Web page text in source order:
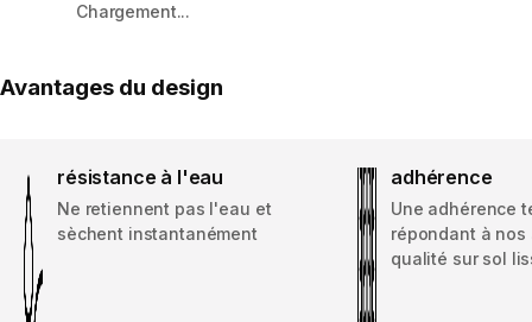
Chargement...
Avantages du design
résistance à l'eau
Ne retiennent pas l'eau et
sèchent instantanément
adhérence
Une adhérence
répondant à nos
qualité sur sol